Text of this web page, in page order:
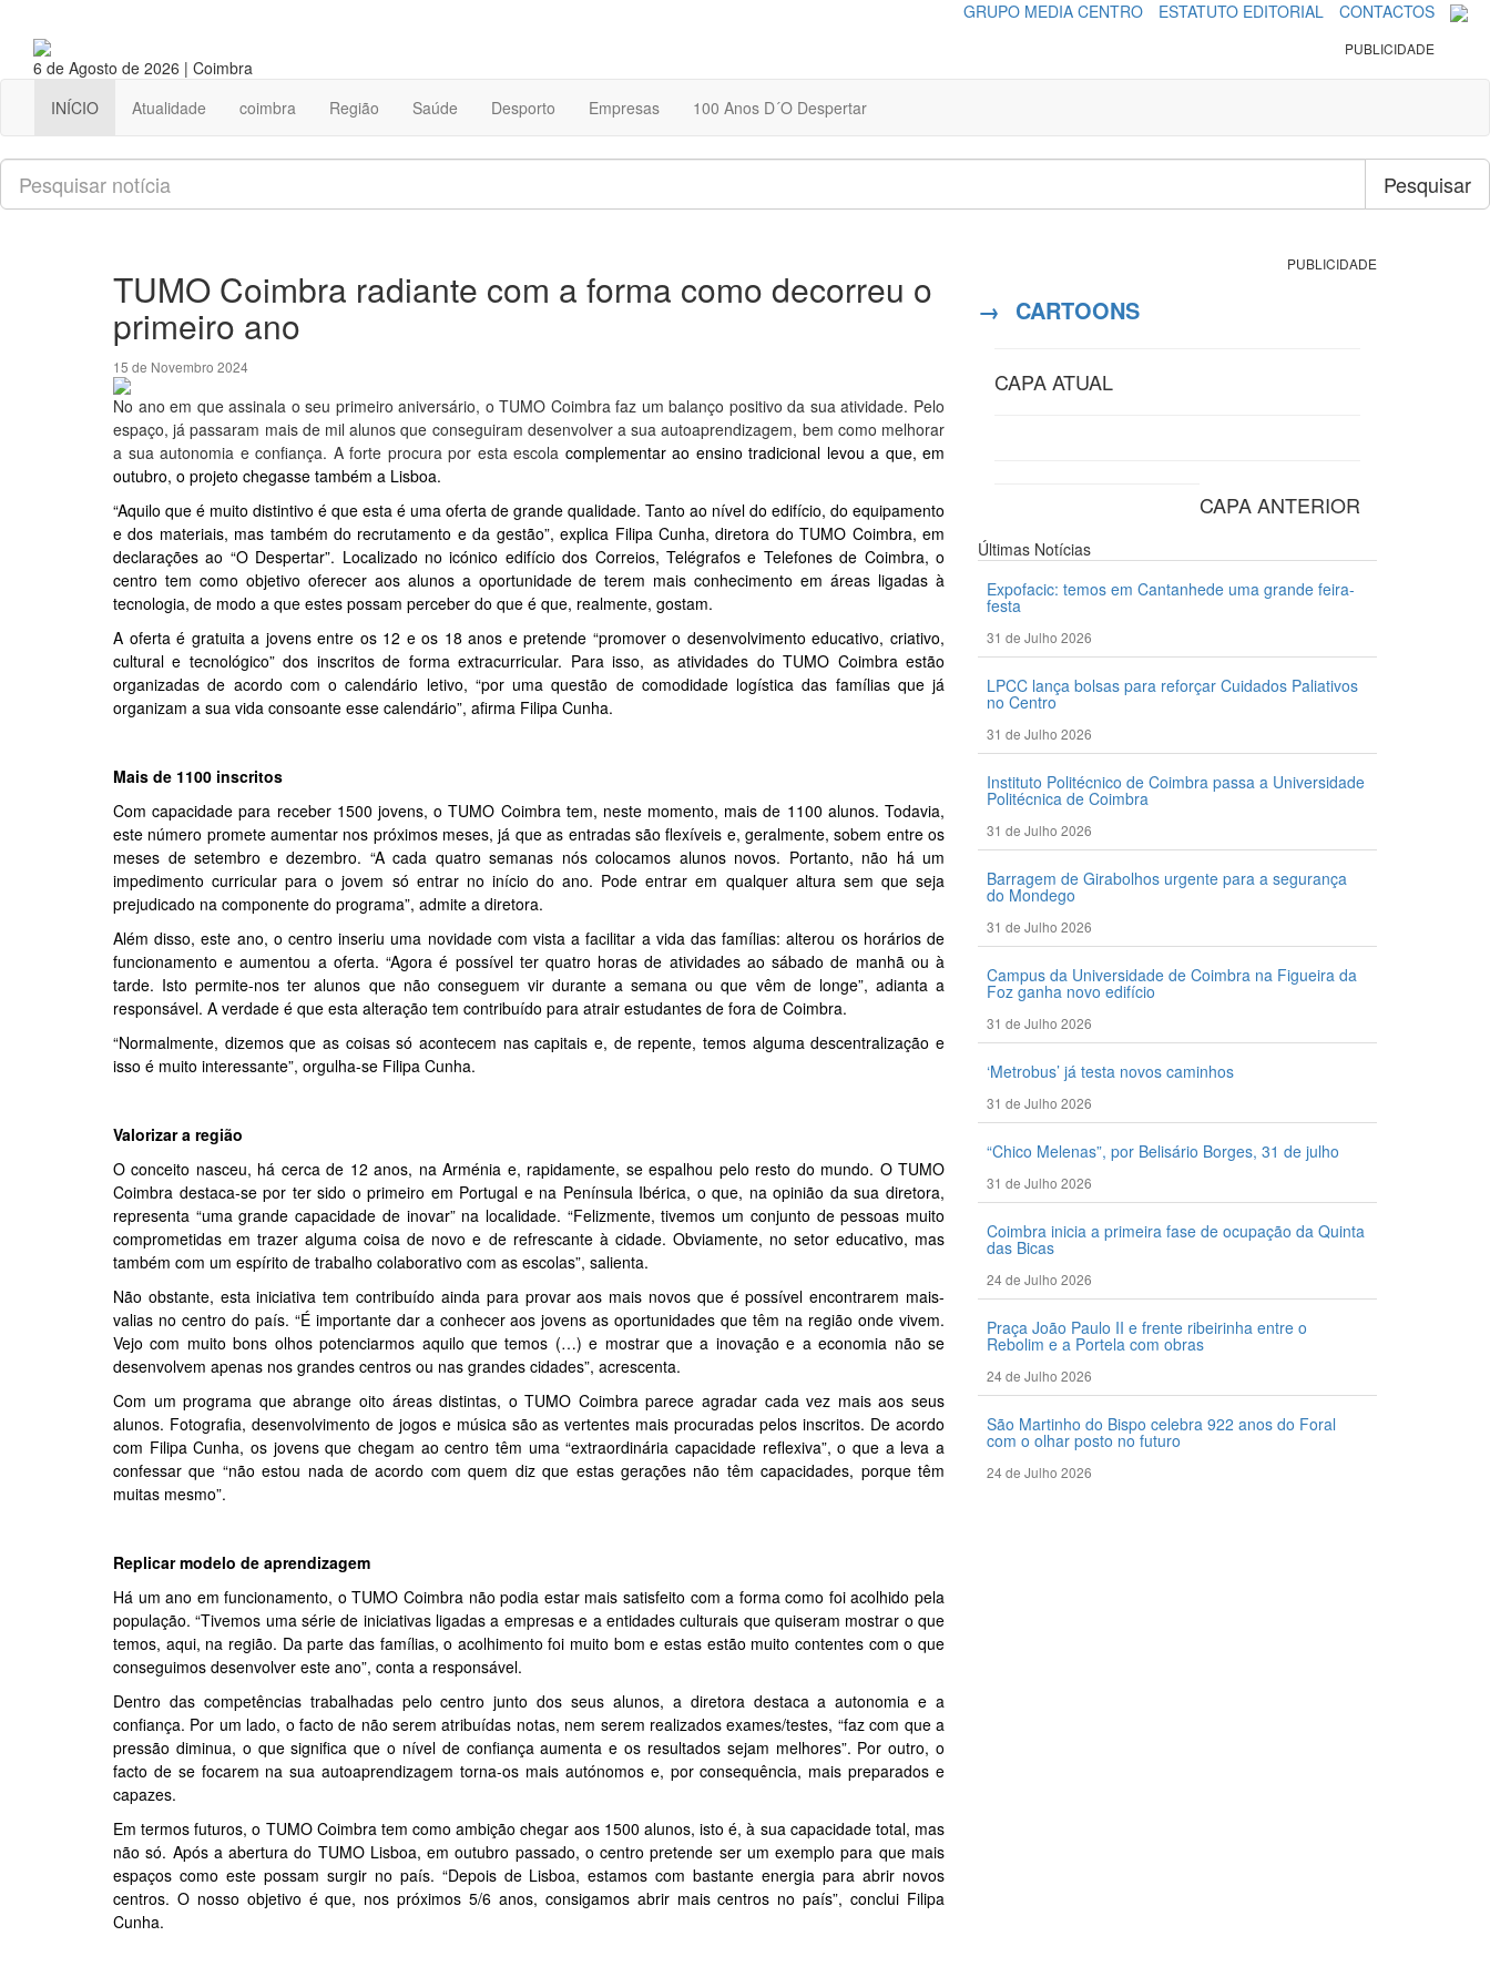
GRUPO MEDIA CENTRO ESTATUTO EDITORIAL CONTACTOS
6 de Agosto de 2026 | Coimbra
PUBLICIDADE
INÍCIO Atualidade coimbra Região Saúde Desporto Empresas 100 Anos D´O Despertar
Pesquisar
Pesquisar
TUMO Coimbra radiante com a forma como decorreu o
primeiro ano
15 de Novembro 2024
No ano em que assinala o seu primeiro aniversário, o TUMO Coimbra faz um balanço positivo da sua atividade. Pelo
espaço, já passaram mais de mil alunos que conseguiram desenvolver a sua autoaprendizagem, bem como melhorar
a sua autonomia e confiança. A forte procura por esta escola complementar ao ensino tradicional levou a que, em
outubro, o projeto chegasse também a Lisboa.
“Aquilo que é muito distintivo é que esta é uma oferta de grande qualidade. Tanto ao nível do edifício, do equipamento
e dos materiais, mas também do recrutamento e da gestão”, explica Filipa Cunha, diretora do TUMO Coimbra, em
declarações ao “O Despertar”. Localizado no icónico edifício dos Correios, Telégrafos e Telefones de Coimbra, o
centro tem como objetivo oferecer aos alunos a oportunidade de terem mais conhecimento em áreas ligadas à
tecnologia, de modo a que estes possam perceber do que é que, realmente, gostam.
A oferta é gratuita a jovens entre os 12 e os 18 anos e pretende “promover o desenvolvimento educativo, criativo,
cultural e tecnológico” dos inscritos de forma extracurricular. Para isso, as atividades do TUMO Coimbra estão
organizadas de acordo com o calendário letivo, “por uma questão de comodidade logística das famílias que já
organizam a sua vida consoante esse calendário”, afirma Filipa Cunha.
Mais de 1100 inscritos
Com capacidade para receber 1500 jovens, o TUMO Coimbra tem, neste momento, mais de 1100 alunos. Todavia,
este número promete aumentar nos próximos meses, já que as entradas são flexíveis e, geralmente, sobem entre os
meses de setembro e dezembro. “A cada quatro semanas nós colocamos alunos novos. Portanto, não há um
impedimento curricular para o jovem só entrar no início do ano. Pode entrar em qualquer altura sem que seja
prejudicado na componente do programa”, admite a diretora.
Além disso, este ano, o centro inseriu uma novidade com vista a facilitar a vida das famílias: alterou os horários de
funcionamento e aumentou a oferta. “Agora é possível ter quatro horas de atividades ao sábado de manhã ou à
tarde. Isto permite-nos ter alunos que não conseguem vir durante a semana ou que vêm de longe”, adianta a
responsável. A verdade é que esta alteração tem contribuído para atrair estudantes de fora de Coimbra.
“Normalmente, dizemos que as coisas só acontecem nas capitais e, de repente, temos alguma descentralização e
isso é muito interessante”, orgulha-se Filipa Cunha.
Valorizar a região
O conceito nasceu, há cerca de 12 anos, na Arménia e, rapidamente, se espalhou pelo resto do mundo. O TUMO
Coimbra destaca-se por ter sido o primeiro em Portugal e na Península Ibérica, o que, na opinião da sua diretora,
representa “uma grande capacidade de inovar” na localidade. “Felizmente, tivemos um conjunto de pessoas muito
comprometidas em trazer alguma coisa de novo e de refrescante à cidade. Obviamente, no setor educativo, mas
também com um espírito de trabalho colaborativo com as escolas”, salienta.
Não obstante, esta iniciativa tem contribuído ainda para provar aos mais novos que é possível encontrarem mais-
valias no centro do país. “É importante dar a conhecer aos jovens as oportunidades que têm na região onde vivem.
Vejo com muito bons olhos potenciarmos aquilo que temos (…) e mostrar que a inovação e a economia não se
desenvolvem apenas nos grandes centros ou nas grandes cidades”, acrescenta.
Com um programa que abrange oito áreas distintas, o TUMO Coimbra parece agradar cada vez mais aos seus
alunos. Fotografia, desenvolvimento de jogos e música são as vertentes mais procuradas pelos inscritos. De acordo
com Filipa Cunha, os jovens que chegam ao centro têm uma “extraordinária capacidade reflexiva”, o que a leva a
confessar que “não estou nada de acordo com quem diz que estas gerações não têm capacidades, porque têm
muitas mesmo”.
Replicar modelo de aprendizagem
Há um ano em funcionamento, o TUMO Coimbra não podia estar mais satisfeito com a forma como foi acolhido pela
população. “Tivemos uma série de iniciativas ligadas a empresas e a entidades culturais que quiseram mostrar o que
temos, aqui, na região. Da parte das famílias, o acolhimento foi muito bom e estas estão muito contentes com o que
conseguimos desenvolver este ano”, conta a responsável.
Dentro das competências trabalhadas pelo centro junto dos seus alunos, a diretora destaca a autonomia e a
confiança. Por um lado, o facto de não serem atribuídas notas, nem serem realizados exames/testes, “faz com que a
pressão diminua, o que significa que o nível de confiança aumenta e os resultados sejam melhores”. Por outro, o
facto de se focarem na sua autoaprendizagem torna-os mais autónomos e, por consequência, mais preparados e
capazes.
Em termos futuros, o TUMO Coimbra tem como ambição chegar aos 1500 alunos, isto é, à sua capacidade total, mas
não só. Após a abertura do TUMO Lisboa, em outubro passado, o centro pretende ser um exemplo para que mais
espaços como este possam surgir no país. “Depois de Lisboa, estamos com bastante energia para abrir novos
centros. O nosso objetivo é que, nos próximos 5/6 anos, consigamos abrir mais centros no país”, conclui Filipa
Cunha.
PUBLICIDADE
→ CARTOONS
CAPA ATUAL
CAPA ANTERIOR
Últimas Notícias
Expofacic: temos em Cantanhede uma grande feira-
festa
31 de Julho 2026
LPCC lança bolsas para reforçar Cuidados Paliativos
no Centro
31 de Julho 2026
Instituto Politécnico de Coimbra passa a Universidade
Politécnica de Coimbra
31 de Julho 2026
Barragem de Girabolhos urgente para a segurança
do Mondego
31 de Julho 2026
Campus da Universidade de Coimbra na Figueira da
Foz ganha novo edifício
31 de Julho 2026
‘Metrobus’ já testa novos caminhos
31 de Julho 2026
“Chico Melenas”, por Belisário Borges, 31 de julho
31 de Julho 2026
Coimbra inicia a primeira fase de ocupação da Quinta
das Bicas
24 de Julho 2026
Praça João Paulo II e frente ribeirinha entre o
Rebolim e a Portela com obras
24 de Julho 2026
São Martinho do Bispo celebra 922 anos do Foral
com o olhar posto no futuro
24 de Julho 2026